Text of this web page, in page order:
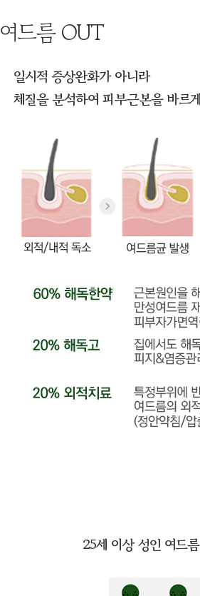
여드름 OUT
일시적 증상완화가 아니라
체질을 분석하여 피부근본을 바르
25세 이상 성인 여드